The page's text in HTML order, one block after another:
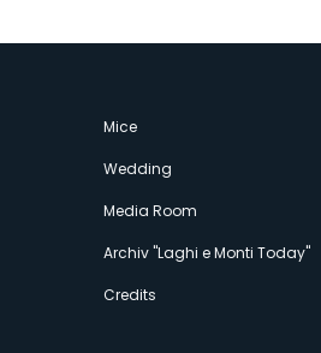
Mice
Wedding
Media Room
Archiv "Laghi e Monti Today"
Credits